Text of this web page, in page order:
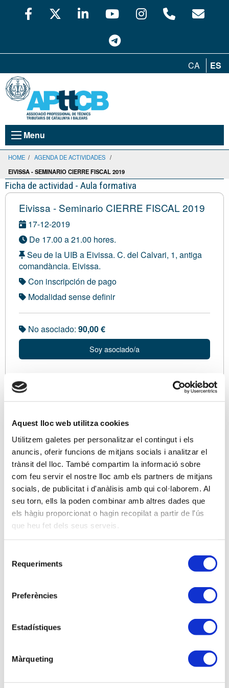
Aquest lloc web utilitza cookies
Utilitzem galetes per personalitzar el contingut i els
anuncis, oferir funcions de mitjans socials i analitzar el
trànsit del lloc. També compartim la informació sobre
com feu servir el nostre lloc amb els partners de mitjans
socials, de publicitat i d'anàlisis amb qui col·laborem. Al
seu torn, ells la poden combinar amb altres dades que
els hàgiu proporcionat o hagin recopilat a partir de l'ús
que heu fet dels seus serveis.
Requeriments
Preferències
Estadístiques
Màrqueting
CA ES
Menu
HOME / AGENDA DE ACTIVIDADES /
EIVISSA - SEMINARIO CIERRE FISCAL 2019
Ficha de actividad - Aula formativa
Eivissa - Seminario CIERRE FISCAL 2019
17-12-2019
De 17.00 a 21.00 hores.
Seu de la UIB a Eivissa. C. del Calvari, 1, antiga
comandància. Eivissa.
Con inscripción de pago
Modalidad sense definir
No asociado: 90,00 €
Soy asociado/a
Ponentes
d'Inspecció de l’Administració de l’AEAT Eivissa i
Formentera.
Descripción
Programa
La temàtica a tractar, entre altres, seran qüestions
d'imputació temporal d'ingressos i despeses,
especial referència a la manera d'aplicar-los a través
d'ajustos extra comptables, la distinció entre les
opcions i drets en l'àmbit de l'Impost de Societats,
possibilitat de canviar el criteri d'imputació temporal
despeses comptabilitzades en l'exercici diferent al
de la seva meritació, el principi de regularització
completa o íntegra, les obligacions tributàries
connexes en el IS, l’ajornament de despeses i